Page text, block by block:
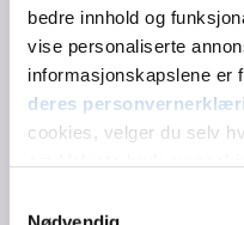
bedre innhold og
vise personaliserte
informasjonskapslene er
deres
cookies, velger du selv
Relaterte
Fysioterapi